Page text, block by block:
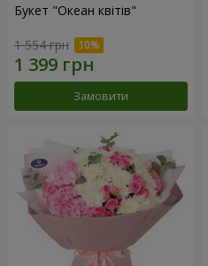
Букет "Океан квітів"
1 554 грн
Замовити